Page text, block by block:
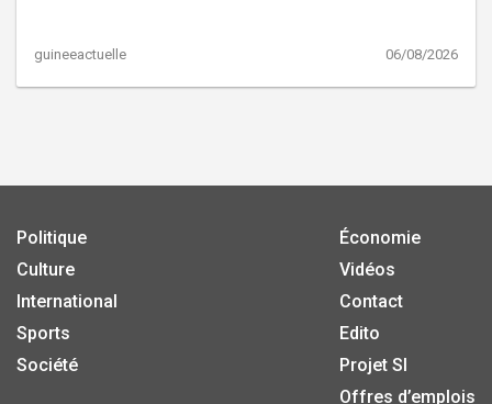
guineeactuelle 06/08/2026
Politique
Culture
International
Sports
Société
Économie
Vidéos
Contact
Edito
Projet SI
Offres d’emplois